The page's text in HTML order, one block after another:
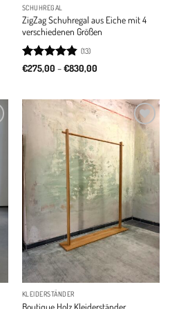
SCHUHREGAL
ZigZag Schuhregal aus Eiche mit 4
verschiedenen Größen
Rated4.85
(13)
€275,00 –€830,00Price
€830,00
Add to
wishlist
KLEIDERSTÄNDER
Boutique Holz Kleiderständer